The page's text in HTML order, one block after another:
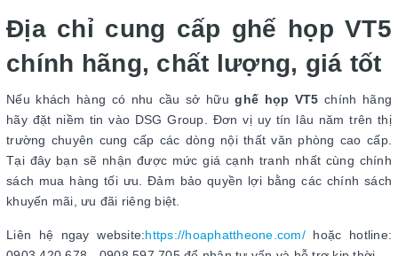
Địa chỉ cung cấp ghế họp VT5
chính hãng, chất lượng, giá tốt
Nếu khách hàng có nhu cầu sở hữughế họp VT5 chính hãng
hãy đặt niềm tin vào DSG Group. Đơn vị uy tín lâu năm trên thị
trường chuyên cung cấp các dòng nội thất văn phòng cao cấp.
Tại đây bạn sẽ nhận được mức giá cạnh tranh nhất cùng chính
sách mua hàng tối ưu. Đảm bảo quyền lợi bằng các chính sách
khuyến mãi, ưu đãi riêng biệt.
Liên hệ ngay website:https://hoaphattheone.com/hoặc hotline: